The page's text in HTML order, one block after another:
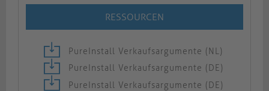
RESSOURCEN
PureInstall Verkaufsargumente (NL)
PureInstall Verkaufsargumente (DE)
PureInstall Verkaufsargumente (DE)